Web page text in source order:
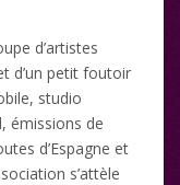
d’artistes
d’un petit foutoir
studio
émissions de
d’Espagne et
s’attèle